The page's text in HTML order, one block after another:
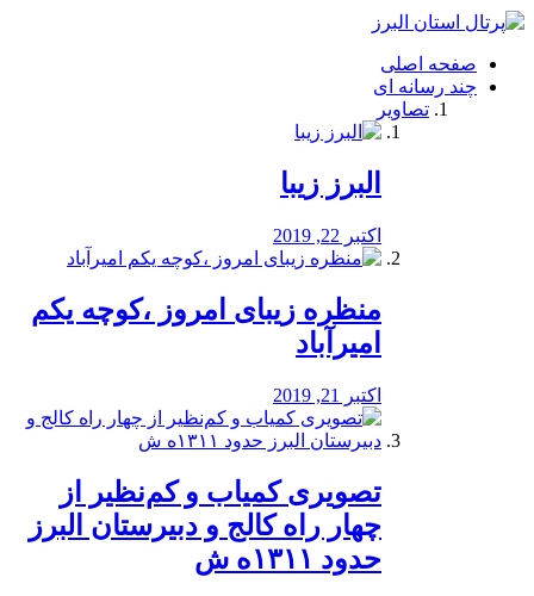
فصد
شرق
تهران
خشکشویی
صفحه اصلی
چند رسانه ای
تصاویر
البرز زیبا
اکتبر 22, 2019
منظره‌‌ زیبای امروز ،کوچه یکم
امیرآباد
اکتبر 21, 2019
️تصویری کمیاب و کم‌نظیر از
چهار راه كالج و دبيرستان البرز
حدود ۱۳۱۱ه ش